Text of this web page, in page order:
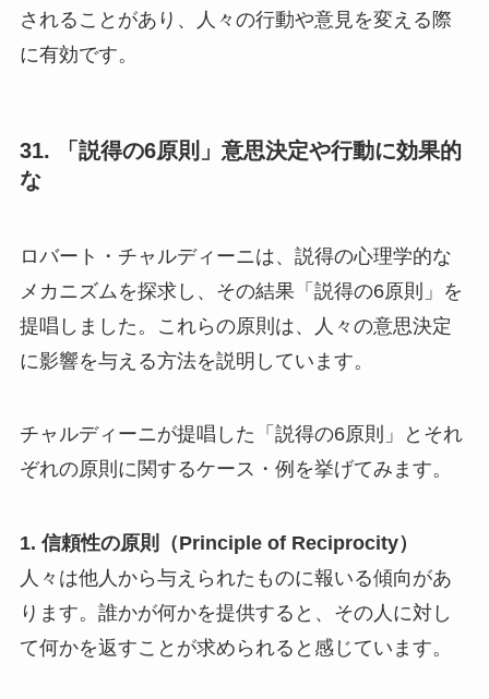
されることがあり、人々の行動や意見を変える際
に有効です。
31. 「説得の6原則」意思決定や行動に効果的
な
ロバート・チャルディーニは、説得の心理学的な
メカニズムを探求し、その結果「説得の6原則」を
提唱しました。これらの原則は、人々の意思決定
に影響を与える方法を説明しています。
チャルディーニが提唱した「説得の6原則」とそれ
ぞれの原則に関するケース・例を挙げてみます。
1. 信頼性の原則（Principle of Reciprocity）
人々は他人から与えられたものに報いる傾向があ
ります。誰かが何かを提供すると、その人に対し
て何かを返すことが求められると感じています。